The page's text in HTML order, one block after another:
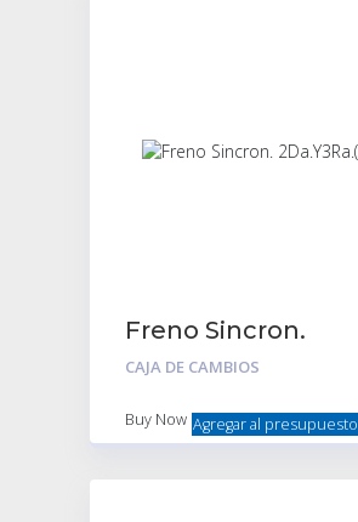
Freno Sincron.
2Da.Y3Ra.(Anillo)
CAJA DE CAMBIOS
Buy Now Agregar al presupuesto